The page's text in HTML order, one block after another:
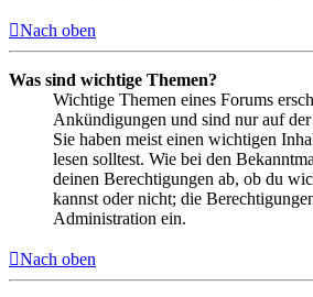
Nach oben
Was sind wichtige Themen?
Wichtige Themen eines Forums
Ankündigungen und sind nur auf der
Sie haben meist einen wichtigen
lesen solltest. Wie bei den
deinen Berechtigungen ab, ob du
kannst oder nicht; die
Administration ein.
Nach oben